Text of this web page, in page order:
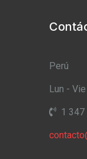
Perú
Lun -
1 347